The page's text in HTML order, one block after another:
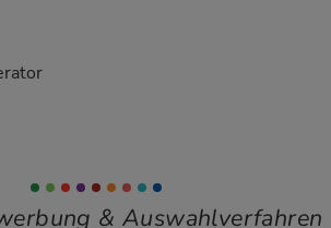
& Auswahlverfahren